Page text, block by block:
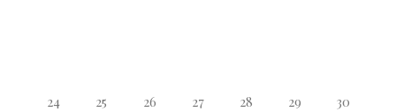
24 25 26 27 28 29 30